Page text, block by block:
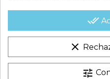
CONTACTA
done_all
clear
tune